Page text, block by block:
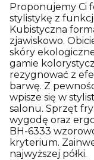
Proponujemy Ci
stylistykę z
Kubistyczna
zjawiskowo.
skóry
gamie
rezygnować z
barwę. Z
wpisze się w
salonu. Sprzęt
wygodę oraz
BH-6333
kryterium.
najwyższej półki.